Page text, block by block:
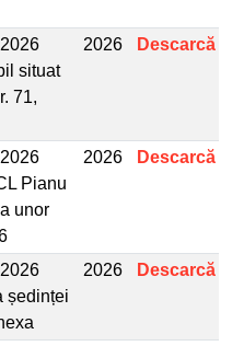
situat
71,
2026 Descarcă
Pianu
unor
2026 Descarcă
ședinței
2026 Descarcă